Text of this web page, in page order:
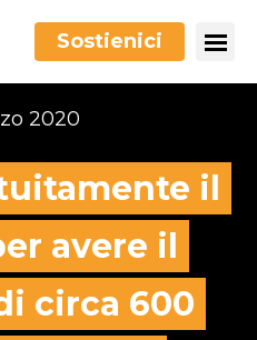
Sostienici
2020
il
avere il
circa 600